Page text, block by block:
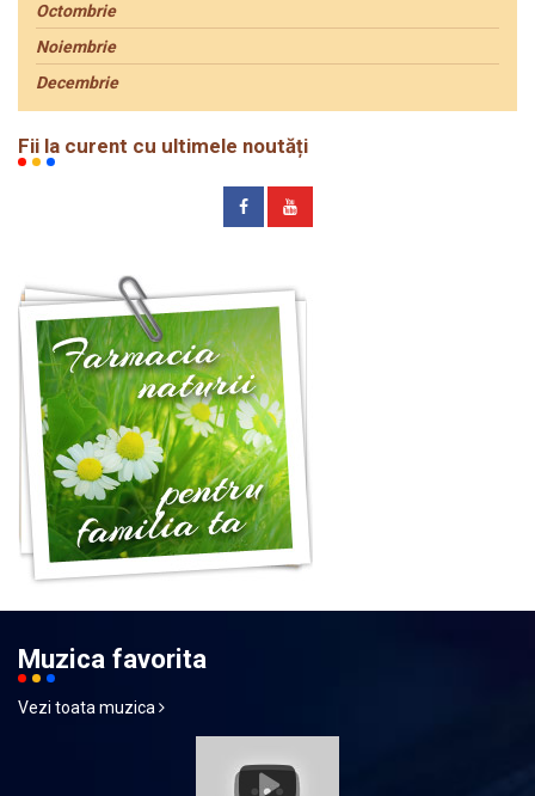
Octombrie
Noiembrie
Decembrie
Fii la curent cu ultimele noutăți
Muzica favorita
Vezi toata muzica